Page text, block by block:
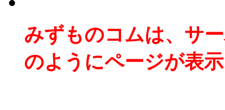
みずものコムは、サ
のようにページが表